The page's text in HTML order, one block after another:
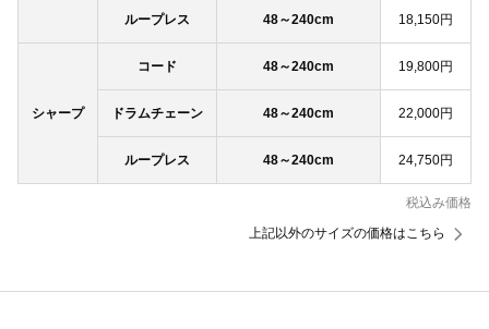
ループレス 48～240cm 18,150円
シャープ
コード 48～240cm 19,800円
ドラムチェーン 48～240cm 22,000円
ループレス 48～240cm 24,750円
税込み価格
上記以外のサイズの価格はこちら